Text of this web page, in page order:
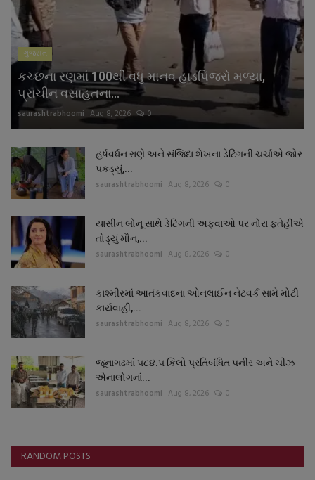
ગુજરાત
કચ્છના રણમાં 100થી વધુ માનવ હાડપિંજરો મળ્યા,
પ્રાચીન વસાહતના...
saurashtrabhoomi Aug 8, 2026 0
હર્ષવર્ધન રાણે અને સંજિદા શેખના ડેટિંગની ચર્ચાએ જોર
પકડ્યું,...
saurashtrabhoomi Aug 8, 2026 0
યાસીન બોનૂ સાથે ડેટિંગની અફવાઓ પર નોરા ફતેહીએ
તોડ્યું મૌન,...
saurashtrabhoomi Aug 8, 2026 0
કાશ્મીરમાં આતંકવાદના ઓનલાઈન નેટવર્ક સામે મોટી
કાર્યવાહી,...
saurashtrabhoomi Aug 8, 2026 0
જૂનાગઢમાં ૫૮૪.૫ કિલો પ્રતિબંધિત પનીર અને ચીઝ
એનાલોગનાં...
saurashtrabhoomi Aug 8, 2026 0
RANDOM POSTS